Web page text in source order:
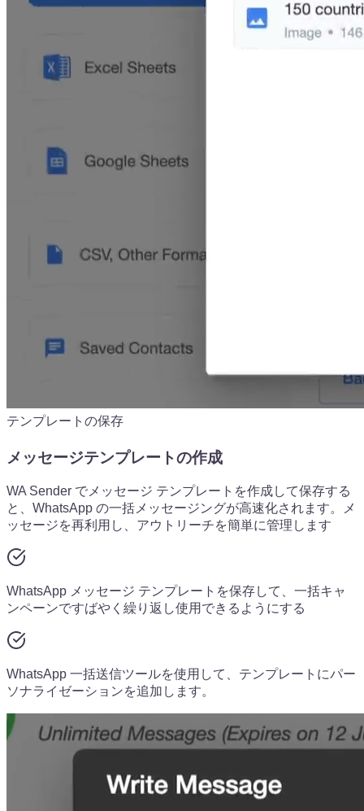
テンプレートの保存
メッセージテンプレートの作成
WA Sender でメッセージ テンプレートを作成して保存する
と、WhatsApp の一括メッセージングが高速化されます。メ
ッセージを再利用し、アウトリーチを簡単に管理します
WhatsApp メッセージ テンプレートを保存して、一括キャ
ンペーンですばやく繰り返し使用できるようにする
WhatsApp 一括送信ツールを使用して、テンプレートにパー
ソナライゼーションを追加します。